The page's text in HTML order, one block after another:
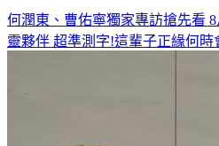
何潤東、曹佑寧獨家專訪搶先看
靈夥伴 超準測字!這輩子正緣何時